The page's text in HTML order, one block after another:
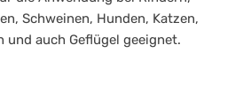
Schweinen, Hunden, Katzen,
und auch Geflügel geeignet.